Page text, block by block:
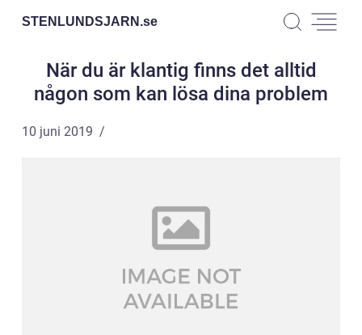
STENLUNDSJARN.se
När du är klantig finns det alltid
någon som kan lösa dina problem
10 juni 2019